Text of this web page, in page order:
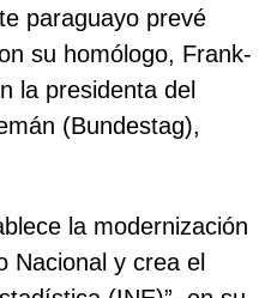
paraguayo prevé
su homólogo, Frank-
la presidenta del
(Bundestag),
la modernización
Nacional y crea el